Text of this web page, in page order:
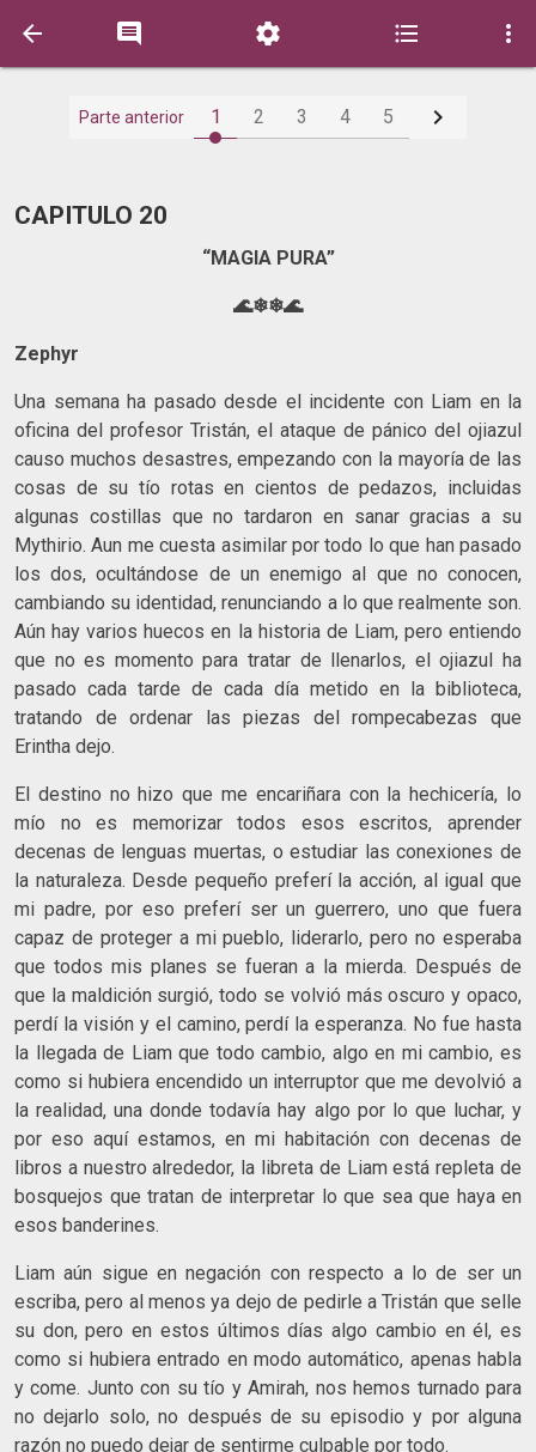
    
Parte anterior 1 2 3 4 5 
CAPITULO 20
“MAGIA PURA”
🌊❄❄🌊
Zephyr
Una semana ha pasado desde el incidente con Liam en la
oficina del profesor Tristán, el ataque de pánico del ojiazul
causo muchos desastres, empezando con la mayoría de las
cosas de su tío rotas en cientos de pedazos, incluidas
algunas costillas que no tardaron en sanar gracias a su
Mythirio. Aun me cuesta asimilar por todo lo que han pasado
los dos, ocultándose de un enemigo al que no conocen,
cambiando su identidad, renunciando a lo que realmente son.
Aún hay varios huecos en la historia de Liam, pero entiendo
que no es momento para tratar de llenarlos, el ojiazul ha
pasado cada tarde de cada día metido en la biblioteca,
tratando de ordenar las piezas del rompecabezas que
Erintha dejo.
El destino no hizo que me encariñara con la hechicería, lo
mío no es memorizar todos esos escritos, aprender
decenas de lenguas muertas, o estudiar las conexiones de
la naturaleza. Desde pequeño preferí la acción, al igual que
mi padre, por eso preferí ser un guerrero, uno que fuera
capaz de proteger a mi pueblo, liderarlo, pero no esperaba
que todos mis planes se fueran a la mierda. Después de
que la maldición surgió, todo se volvió más oscuro y opaco,
perdí la visión y el camino, perdí la esperanza. No fue hasta
la llegada de Liam que todo cambio, algo en mi cambio, es
como si hubiera encendido un interruptor que me devolvió a
la realidad, una donde todavía hay algo por lo que luchar, y
por eso aquí estamos, en mi habitación con decenas de
libros a nuestro alrededor, la libreta de Liam está repleta de
bosquejos que tratan de interpretar lo que sea que haya en
esos banderines.
Liam aún sigue en negación con respecto a lo de ser un
escriba, pero al menos ya dejo de pedirle a Tristán que selle
su don, pero en estos últimos días algo cambio en él, es
como si hubiera entrado en modo automático, apenas habla
y come. Junto con su tío y Amirah, nos hemos turnado para
no dejarlo solo, no después de su episodio y por alguna
razón no puedo dejar de sentirme culpable por todo.